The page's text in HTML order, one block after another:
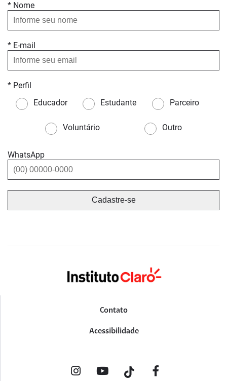
* Nome
* E-mail
* Perfil
Educador
Estudante Parceiro
Voluntário Outro
WhatsApp
Contato
Acessibilidade